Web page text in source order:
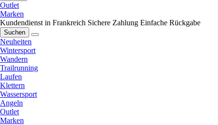
Outlet
Marken
Kundendienst in Frankreich Sichere Zahlung Einfache Rückgabe
Suchen
Neuheiten
Wintersport
Wandern
Trailrunning
Laufen
Klettern
Wassersport
Angeln
Outlet
Marken